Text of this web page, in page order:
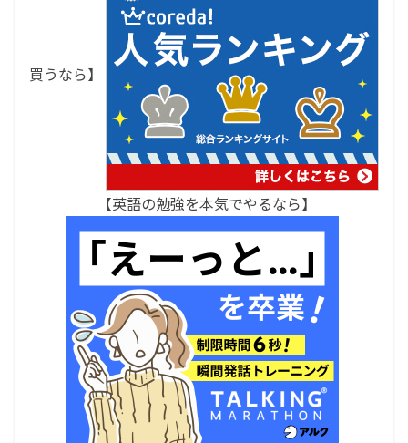
買うなら】
【英語の勉強を本気でやるなら】